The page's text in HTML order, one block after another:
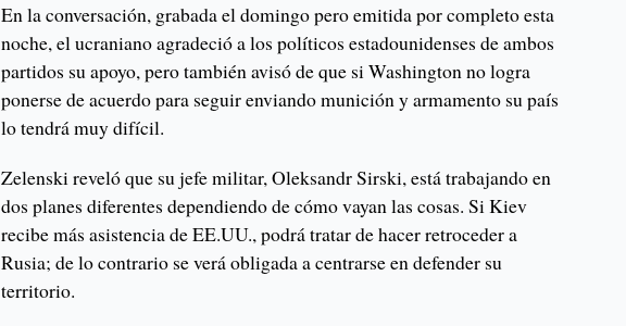
En la conversación, grabada el domingo pero emitida por completo esta
noche, el ucraniano agradeció a los políticos estadounidenses de ambos
partidos su apoyo, pero también avisó de que si Washington no logra
ponerse de acuerdo para seguir enviando munición y armamento su país
lo tendrá muy difícil.
Zelenski reveló que su jefe militar, Oleksandr Sirski, está trabajando en
dos planes diferentes dependiendo de cómo vayan las cosas. Si Kiev
recibe más asistencia de EE.UU., podrá tratar de hacer retroceder a
Rusia; de lo contrario se verá obligada a centrarse en defender su
territorio.